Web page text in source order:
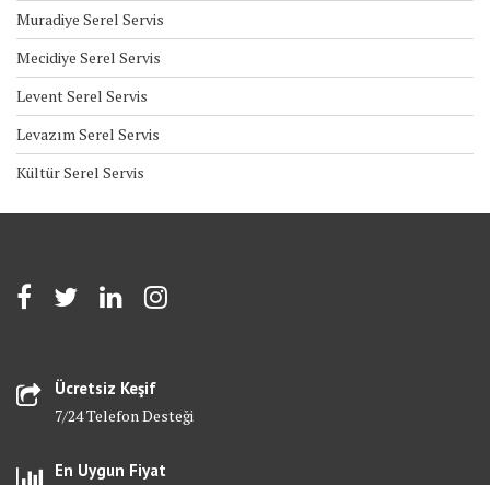
Muradiye Serel Servis
Mecidiye Serel Servis
Levent Serel Servis
Levazım Serel Servis
Kültür Serel Servis
Ücretsiz Keşif
7/24 Telefon Desteği
En Uygun Fiyat